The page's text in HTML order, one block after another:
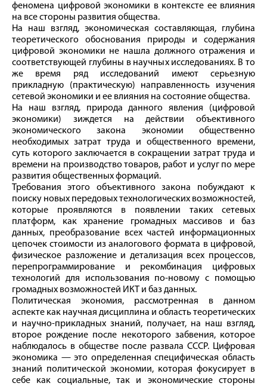
феномена цифровой экономики в контексте ее влияния
на все стороны развития общества.
На наш взгляд, экономическая составляющая, глубина
теоретического обоснования природы и содержания
цифровой экономики не нашла должного отражения и
соответствующей глубины в научных исследованиях. В то
же время ряд исследований имеют серьезную
прикладную (практическую) направленность изучения
сетевой экономики и ее влияния на состояние общества.
На наш взгляд, природа данного явления (цифровой
экономики) зиждется на действии объективного
экономического закона экономии общественно
необходимых затрат труда и общественного времени,
суть которого заключается в сокращении затрат труда и
времени на производство товаров, работ и услуг по мере
развития общественных формаций.
Требования этого объективного закона побуждают к
поиску новых передовых технологических возможностей,
которые проявляются в появлении таких сетевых
платформ, как хранение громадных массивов и баз
данных, преобразование всех частей информационных
цепочек стоимости из аналогового формата в цифровой,
физическое разложение и детализация всех процессов,
перепрограммирование и рекомбинация цифровых
технологий для использования по-новому с помощью
громадных возможностей ИКТ и баз данных.
Политическая экономия, рассмотренная в данном
аспекте как научная дисциплина и область теоретических
и научно-прикладных знаний, получает, на наш взгляд,
второе рождение после некоторого забвения, которое
наблюдалось в обществе после развала СССР. Цифровая
экономика — это определенная специфическая область
знаний политической экономии, которая фокусирует в
себе как социальные, так и экономические стороны